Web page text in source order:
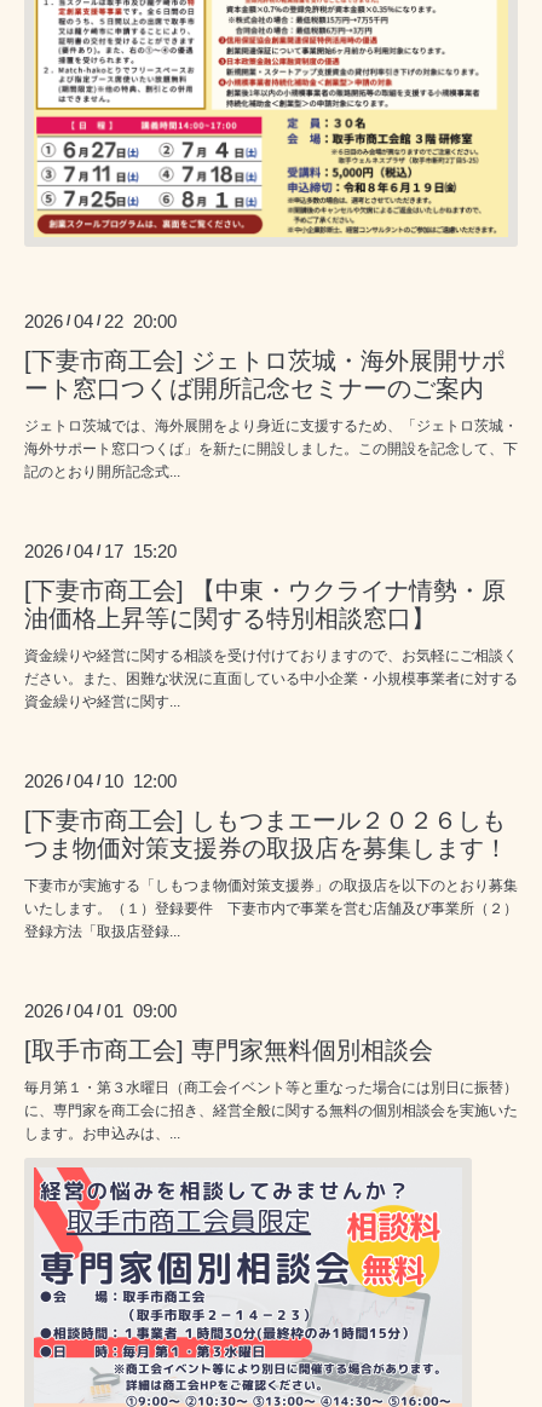
2026 /04 / 22 20:00
[下妻市商工会] ジェトロ茨城・海外展開サポ
ート窓口つくば開所記念セミナーのご案内
ジェトロ茨城では、海外展開をより身近に支援するため、「ジェトロ茨城・
海外サポート窓口つくば」を新たに開設しました。この開設を記念して、下
記のとおり開所記念式...
2026 /04 / 17 15:20
[下妻市商工会] 【中東・ウクライナ情勢・原
油価格上昇等に関する特別相談窓口】
資金繰りや経営に関する相談を受け付けておりますので、お気軽にご相談く
ださい。また、困難な状況に直面している中小企業・小規模事業者に対する
資金繰りや経営に関す...
2026 /04 / 10 12:00
[下妻市商工会] しもつまエール２０２６しも
つま物価対策支援券の取扱店を募集します！
下妻市が実施する「しもつま物価対策支援券」の取扱店を以下のとおり募集
いたします。（１）登録要件 下妻市内で事業を営む店舗及び事業所（２）
登録方法「取扱店登録...
2026 /04 /01 09:00
[取手市商工会] 専門家無料個別相談会
毎月第１・第３水曜日（商工会イベント等と重なった場合には別日に振替）
に、専門家を商工会に招き、経営全般に関する無料の個別相談会を実施いた
します。お申込みは、...